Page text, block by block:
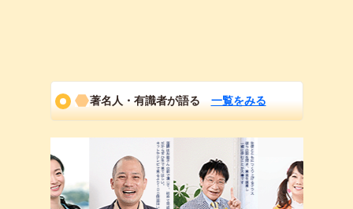
著名人・有識者が語る 一覧をみる